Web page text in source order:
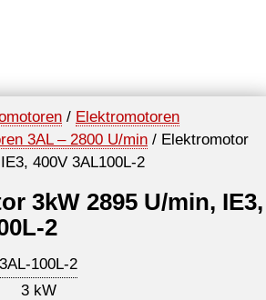
/ Elektromotoren
3AL – 2800 U/min / Elektromotor
400V 3AL100L-2
3kW 2895 U/min, IE3,
2
3AL-100L-2
3 kW